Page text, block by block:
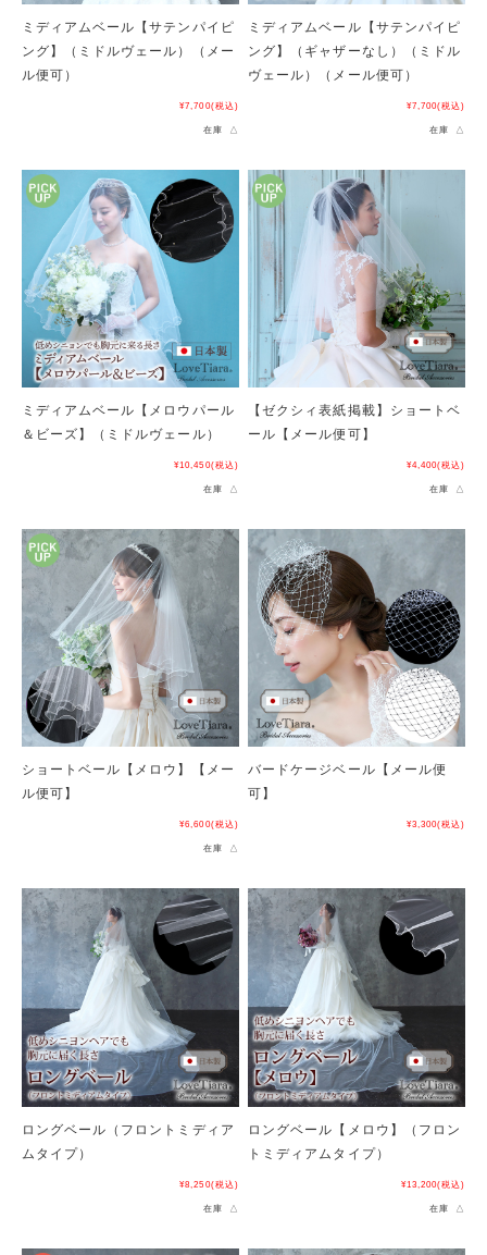
ミディアムベール【サテンパイピ
ング】（ミドルヴェール）（メー
ル便可）
¥7,700(税込)
在庫 △
ミディアムベール【サテンパイピ
ング】（ギャザーなし）（ミドル
ヴェール）（メール便可）
¥7,700(税込)
在庫 △
ミディアムベール【メロウパール
＆ビーズ】（ミドルヴェール）
¥10,450(税込)
在庫 △
【ゼクシィ表紙掲載】ショートベ
ール【メール便可】
¥4,400(税込)
在庫 △
ショートベール【メロウ】【メー
ル便可】
¥6,600(税込)
在庫 △
バードケージベール【メール便
可】
¥3,300(税込)
ロングベール（フロントミディア
ムタイプ）
¥8,250(税込)
在庫 △
ロングベール【メロウ】（フロン
トミディアムタイプ）
¥13,200(税込)
在庫 △